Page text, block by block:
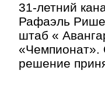
31-летний
Рафаэль Рише
штаб «
«Чемпионат».
решение